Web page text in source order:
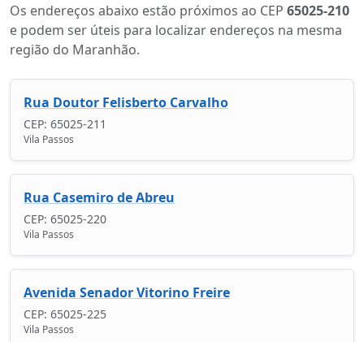
Os endereços abaixo estão próximos ao CEP 65025-210
e podem ser úteis para localizar endereços na mesma
região do Maranhão.
Rua Doutor Felisberto Carvalho
CEP: 65025-211
Vila Passos
Rua Casemiro de Abreu
CEP: 65025-220
Vila Passos
Avenida Senador Vitorino Freire
CEP: 65025-225
Vila Passos